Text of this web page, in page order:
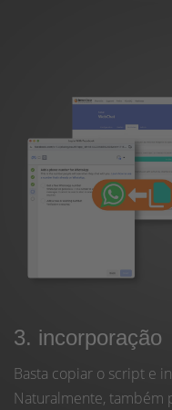
3. incorporação
Basta copiar o script e
Naturalmente, também